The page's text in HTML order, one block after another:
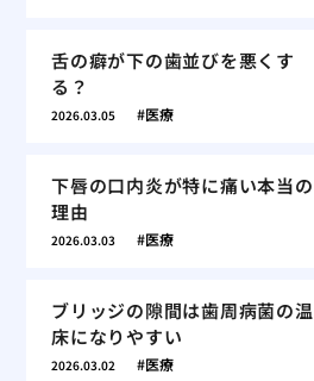
舌の癖が下の歯並びを悪くす
る？
2026.03.05 医療
下唇の口内炎が特に痛い本当の
理由
2026.03.03 医療
ブリッジの隙間は歯周病菌の温
床になりやすい
2026.03.02 医療